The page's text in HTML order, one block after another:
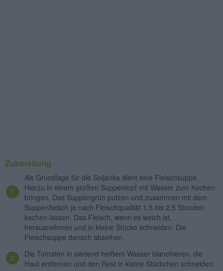
Zubereitung
Als Grundlage für die Soljanka dient eine Fleischsuppe.
Hierzu in einem großen Suppentopf mit Wasser zum Kochen
bringen. Das Suppengrün putzen und zusammen mit dem
Suppenfleisch je nach Fleischqualität 1,5 bis 2,5 Stunden
kochen lassen. Das Fleisch, wenn es weich ist,
herausnehmen und in kleine Stücke schneiden. Die
Fleischsuppe danach abseihen.
Die Tomaten in siedend heißem Wasser blanchieren, die
Haut entfernen und den Rest in kleine Stückchen schneiden.